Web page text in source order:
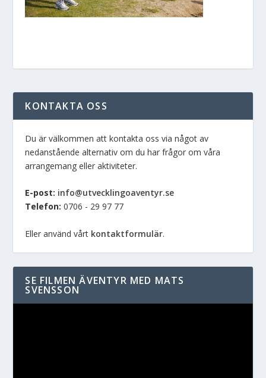
KONTAKTA OSS
Du är välkommen att kontakta oss via något av
nedanstående alternativ om du har frågor om våra
arrangemang eller aktiviteter.
E-post: info@utvecklingoaventyr.se
Telefon: 0706 - 29 97 77
Eller använd vårt kontaktformulär.
SE FILMEN ÄVENTYR MED MATS
SVENSSON